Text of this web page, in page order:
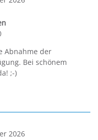
Abnahme der
Bei schönem
;-)
2026